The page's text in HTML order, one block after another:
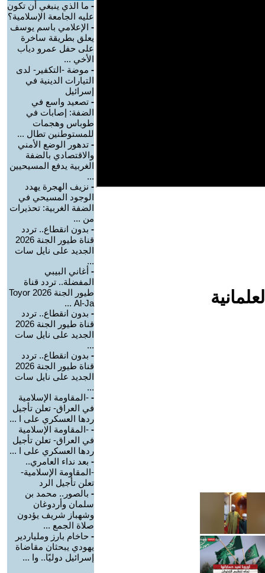
- ما الذي ينبغي أن تكون
عليه الجامعة الإسلامية؟
- الإعلامي باسم يوسف
يعلق بطريقة ساخرة
على حفل عمرو دياب
الأخي ...
- موضة -التكفير- لدى
التيارات الدينية في
إسرائيل
- تصعيد واسع في
الضفة: إصابات في
طوباس وهجمات
للمستوطنين تطال ...
- تدهور الوضع الأمني
والاقتصادي بالضفة
الغربية يدفع المسيحيين
...
- نزيف الهجرة يهدد
الوجود المسيحي في
الضفة الغربية: تحذيرات
من ...
- بدون انقطاع.. تردد
قناة طيور الجنة 2026
الجديد على نايل سات
...
- أغاني البيبي
المفضلة.. تردد قناة
طيور الجنة 2026 Toyor
Al-Ja ...
- بدون انقطاع.. تردد
قناة طيور الجنة 2026
الجديد على نايل سات
...
- بدون انقطاع.. تردد
قناة طيور الجنة 2026
الجديد على نايل سات
...
- -المقاومة الإسلامية
في العراق- تعلن تأجيل
ردها العسكري على ا ...
- -المقاومة الإسلامية
في العراق- تعلن تأجيل
ردها العسكري على ا ...
- بعد نداء العامري..
-المقاومة الإسلامية-
تعلن تأجيل الرد
- بالصور.. محمد بن
سلمان وأردوغان
وشهباز شريف يؤدون
صلاة الجمع ...
- حاخام بارز وملياردير
يهودي يبحثان مقاضاة
إسرائيل دوليًا.. وا ...